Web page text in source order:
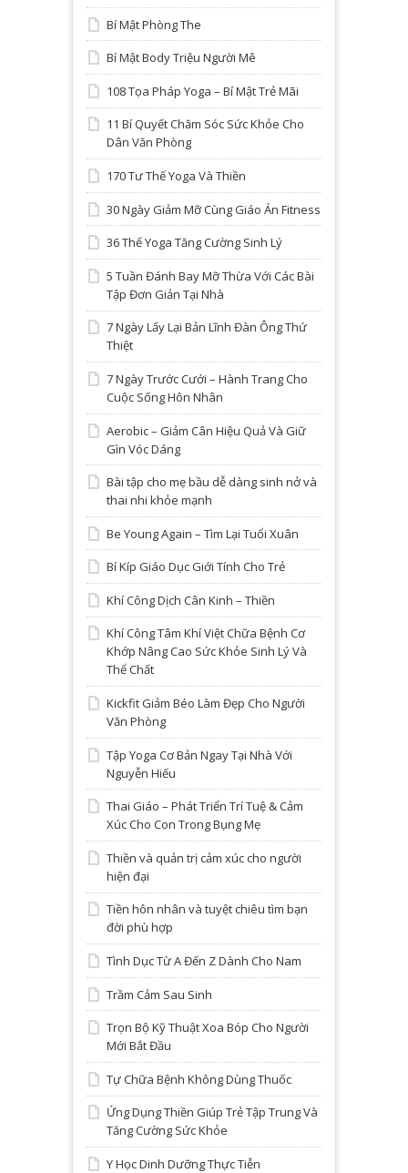
Bí Mật Phòng The
Bí Mật Body Triệu Người Mê
108 Tọa Pháp Yoga – Bí Mật Trẻ Mãi
11 Bí Quyết Chăm Sóc Sức Khỏe Cho
Dân Văn Phòng
170 Tư Thế Yoga Và Thiền
30 Ngày Giảm Mỡ Cùng Giáo Án Fitness
36 Thế Yoga Tăng Cường Sinh Lý
5 Tuần Đánh Bay Mỡ Thừa Với Các Bài
Tập Đơn Giản Tại Nhà
7 Ngày Lấy Lại Bản Lĩnh Đàn Ông Thứ
Thiệt
7 Ngày Trước Cưới – Hành Trang Cho
Cuộc Sống Hôn Nhân
Aerobic – Giảm Cân Hiệu Quả Và Giữ
Gìn Vóc Dáng
Bài tập cho mẹ bầu dễ dàng sinh nở và
thai nhi khỏe mạnh
Be Young Again – Tìm Lại Tuổi Xuân
Bí Kíp Giáo Dục Giới Tính Cho Trẻ
Khí Công Dịch Cân Kinh – Thiền
Khí Công Tâm Khí Việt Chữa Bệnh Cơ
Khớp Nâng Cao Sức Khỏe Sinh Lý Và
Thể Chất
Kickfit Giảm Béo Làm Đẹp Cho Người
Văn Phòng
Tập Yoga Cơ Bản Ngay Tại Nhà Với
Nguyễn Hiếu
Thai Giáo – Phát Triển Trí Tuệ & Cảm
Xúc Cho Con Trong Bụng Mẹ
Thiền và quản trị cảm xúc cho người
hiện đại
Tiền hôn nhân và tuyệt chiêu tìm bạn
đời phù hợp
Tình Dục Từ A Đến Z Dành Cho Nam
Trầm Cảm Sau Sinh
Trọn Bộ Kỹ Thuật Xoa Bóp Cho Người
Mới Bắt Đầu
Tự Chữa Bệnh Không Dùng Thuốc
Ứng Dụng Thiền Giúp Trẻ Tập Trung Và
Tăng Cường Sức Khỏe
Y Học Dinh Dưỡng Thực Tiễn